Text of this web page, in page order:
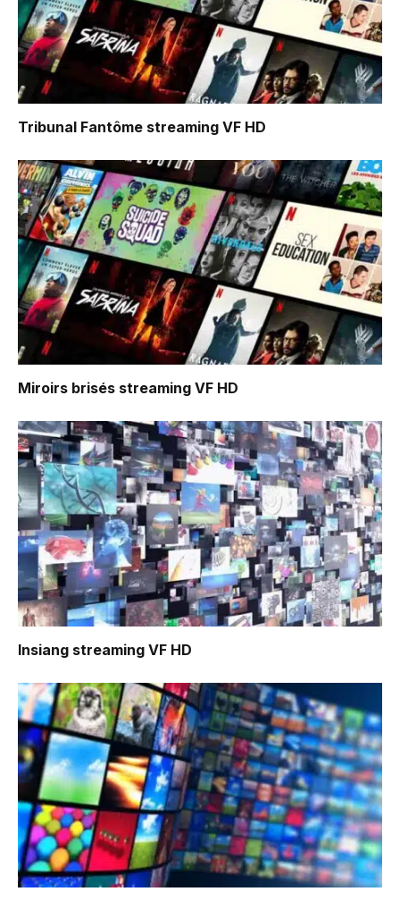
Tribunal Fantôme streaming VF HD
Miroirs brisés streaming VF HD
Insiang streaming VF HD